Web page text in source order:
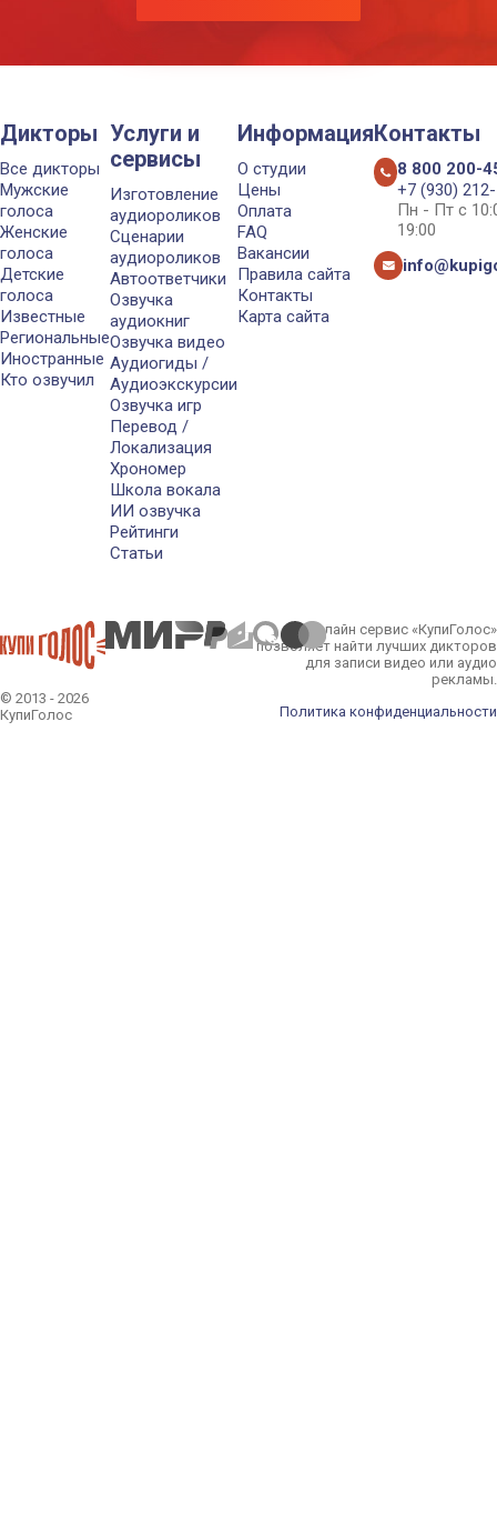
Дикторы
Все дикторы
Мужские
голоса
Женские
голоса
Детские
голоса
Известные
Региональные
Иностранные
Кто озвучил
Услуги и
сервисы
Изготовление
аудиороликов
Сценарии
аудиороликов
Автоответчики
Озвучка
аудиокниг
Озвучка видео
Аудиогиды /
Аудиоэкскурсии
Озвучка игр
Перевод /
Локализация
Хрономер
Школа вокала
ИИ озвучка
Рейтинги
Статьи
Информация
О студии
Цены
Оплата
FAQ
Вакансии
Правила сайта
Контакты
Карта сайта
Контакты
8 800 200-
+7 (930)
Пн - Пт с
19:00
© 2013 - 2026
КупиГолос
Онлайн сервис «КупиГолос»
позволяет найти лучших дикторов
для записи видео или аудио
рекламы.
Политика конфиденциальности